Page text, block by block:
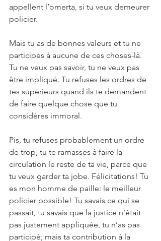
appellent l’omerta, si tu veux demeurer
policier.
Mais tu as de bonnes valeurs et tu ne
participes à aucune de ces choses-là.
Tu ne veux pas savoir, tu ne veux pas
être impliqué. Tu refuses les ordres de
tes supérieurs quand ils te demandent
de faire quelque chose que tu
considères immoral.
Pis, tu refuses probablement un ordre
de trop, tu te ramasses à faire la
circulation le reste de ta vie, parce que
tu veux garder ta jobe. Félicitations! Tu
es mon homme de paille: le meilleur
policier possible! Tu savais ce qui se
passait, tu savais que la justice n’était
pas justement appliquée, tu n’as pas
participé; mais ta contribution à la